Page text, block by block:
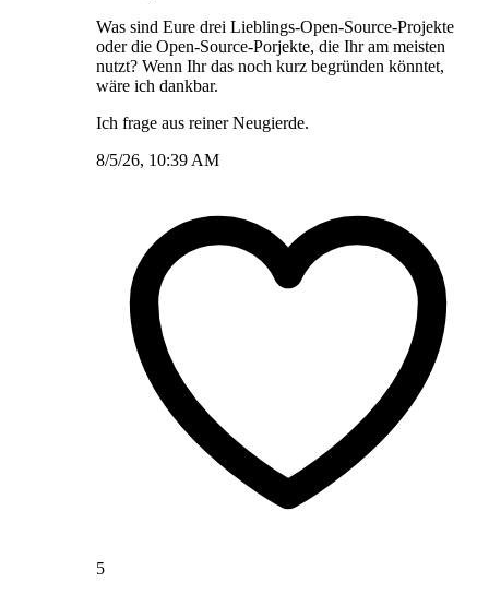
Was sind Eure drei Lieblings-Open-Source-Projekte
oder die Open-Source-Porjekte, die Ihr am meisten
nutzt? Wenn Ihr das noch kurz begründen könntet,
wäre ich dankbar.
Ich frage aus reiner Neugierde.
8/5/26, 10:39 AM
5